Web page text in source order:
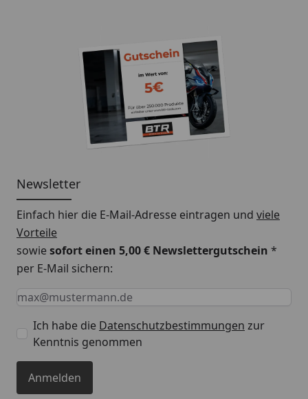
Newsletter
Einfach hier die E-Mail-Adresse eintragen und viele
Vorteile
sowiesofort einen 5,00 € Newslettergutschein *
per E-Mail sichern:
Keine Eingabe erforderlich
Eingabe erforderlich
E-Mail *
Ich habe die Datenschutzbestimmungen zur
Kenntnis genommen
Anmelden